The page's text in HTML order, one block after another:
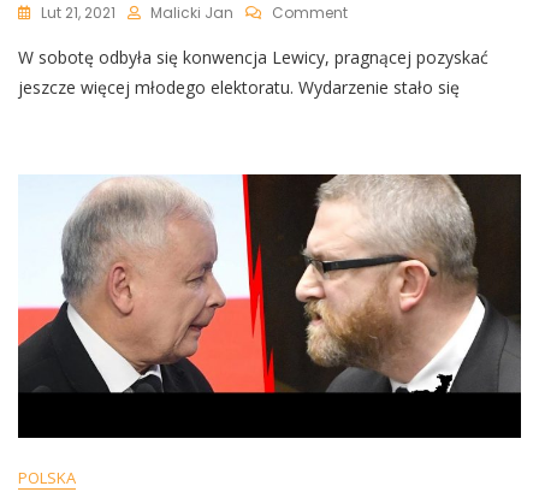
Lut 21, 2021 Malicki Jan CommentOn
Między
Lewicą
Nie
Bądź
Głupia”.
Scheuring-
Wielgus:
„Zjedz
Snickersa!”
W sobotę odbyła się konwencja Lewicy, pragnącej pozyskać
jeszcze więcej młodego elektoratu. Wydarzenie stało się
POLSKA